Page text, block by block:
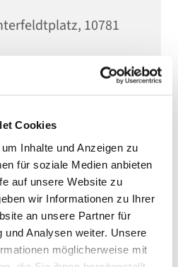
Cookies
Inhalte und Anzeigen zu
für soziale Medien anbieten
auf unsere Website zu
wir Informationen zu Ihrer
an unsere Partner für
und Analysen weiter. Unsere
möglicherweise mit
10781